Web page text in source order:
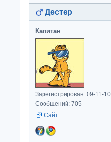
Дестер
Капитан
Зарегистрирован: 09-11-10
Сообщений: 705
Сайт